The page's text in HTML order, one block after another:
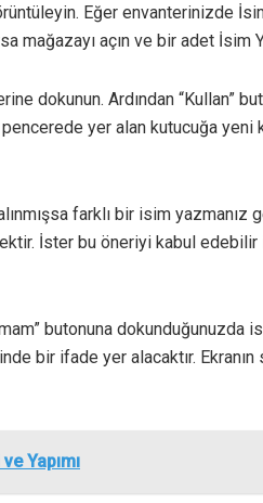
Eğer envanterinizde
mağazayı açın ve bir adet İsim
dokunun. Ardından “Kullan”
yer alan kutucuğa yeni
farklı bir isim yazmanız
İster bu öneriyi kabul
butonuna
bir ifade yer alacaktır.
Yapımı